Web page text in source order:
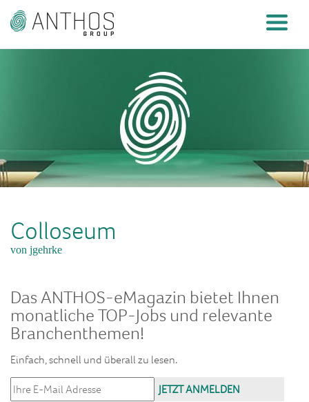
Colloseum
von jgehrke
Das ANTHOS-eMagazin bietet Ihnen
monatliche TOP-Jobs und relevante
Branchenthemen!
Einfach, schnell und überall zu lesen.